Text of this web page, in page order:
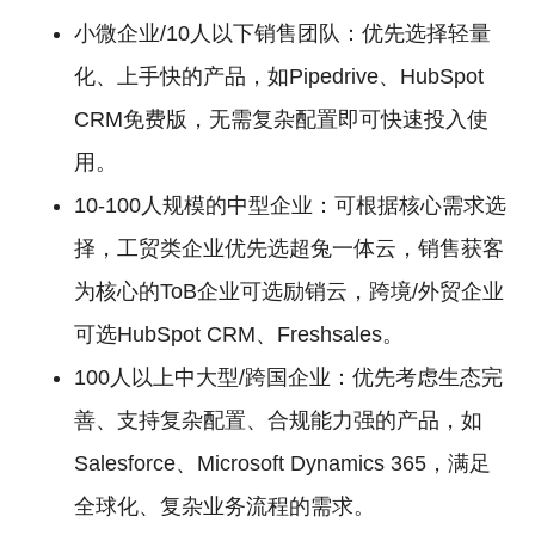
小微企业/10人以下销售团队：优先选择轻量
化、上手快的产品，如Pipedrive、HubSpot
CRM免费版，无需复杂配置即可快速投入使
用。
10-100人规模的中型企业：可根据核心需求选
择，工贸类企业优先选超兔一体云，销售获客
为核心的ToB企业可选励销云，跨境/外贸企业
可选HubSpot CRM、Freshsales。
100人以上中大型/跨国企业：优先考虑生态完
善、支持复杂配置、合规能力强的产品，如
Salesforce、Microsoft Dynamics 365，满足
全球化、复杂业务流程的需求。